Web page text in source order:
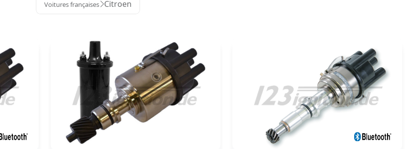
Voitures françaises Citroen